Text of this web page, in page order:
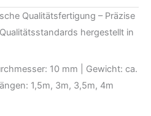
Qualitätsfertigung – Präzise
hergestellt in
10 mm | Gewicht: ca.
1,5m, 3m, 3,5m, 4m